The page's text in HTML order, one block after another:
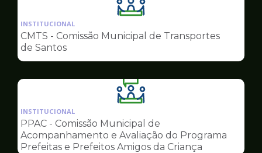
Ilustração
da
pagina
Conselhos
INSTITUCIONAL
CMTS - Comissão Municipal de Transportes
de Santos
Ilustração
da
pagina
de
Conselhos
INSTITUCIONAL
PPAC - Comissão Municipal de
Acompanhamento e Avaliação do Programa
Prefeitas e Prefeitos Amigos da Criança